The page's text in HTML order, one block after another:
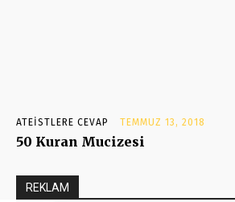
ATEISTLERE CEVAP TEMMUZ 13, 2018
50 Kuran Mucizesi
REKLAM